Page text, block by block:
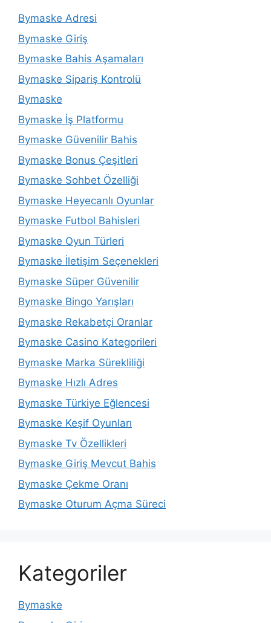
Bymaske Adresi
Bymaske Giriş
Bymaske Bahis Aşamaları
Bymaske Sipariş Kontrolü
Bymaske
Bymaske İş Platformu
Bymaske Güvenilir Bahis
Bymaske Bonus Çeşitleri
Bymaske Sohbet Özelliği
Bymaske Heyecanlı Oyunlar
Bymaske Futbol Bahisleri
Bymaske Oyun Türleri
Bymaske İletişim Seçenekleri
Bymaske Süper Güvenilir
Bymaske Bingo Yarışları
Bymaske Rekabetçi Oranlar
Bymaske Casino Kategorileri
Bymaske Marka Sürekliliği
Bymaske Hızlı Adres
Bymaske Türkiye Eğlencesi
Bymaske Keşif Oyunları
Bymaske Tv Özellikleri
Bymaske Giriş Mevcut Bahis
Bymaske Çekme Oranı
Bymaske Oturum Açma Süreci
Kategoriler
Bymaske